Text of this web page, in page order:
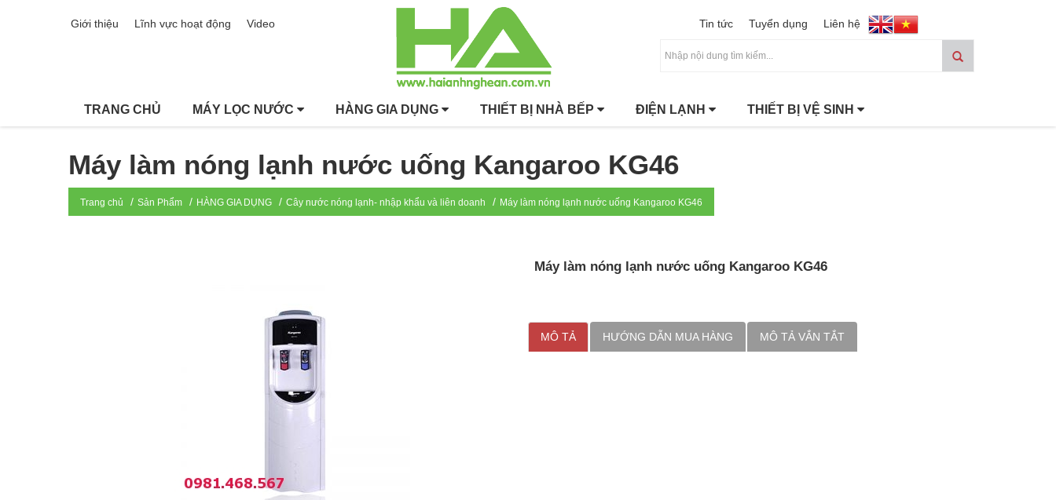
Giới thiệu Lĩnh vực hoạt động Video Tin tức Tuyển dụng Liên hệ
TRANG CHỦ MÁY LỌC NƯỚC HÀNG GIA DỤNG THIẾT BỊ NHÀ BẾP ĐIỆN LẠNH THIẾT BỊ VỆ SINH
Máy làm nóng lạnh nước uống Kangaroo KG46
Trang chủ Sản Phẩm HÀNG GIA DỤNG Cây nước nóng lạnh- nhập khẩu và liên doanh Máy làm nóng lạnh nước uống Kangaroo KG46
Máy làm nóng lạnh nước uống Kangaroo KG46
MÔ TẢ HƯỚNG DẪN MUA HÀNG MÔ TẢ VẮN TẮT